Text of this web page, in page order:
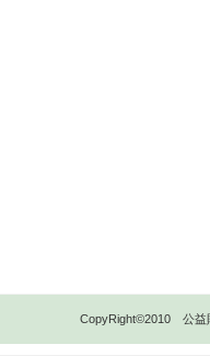
CopyRight©2010 公益